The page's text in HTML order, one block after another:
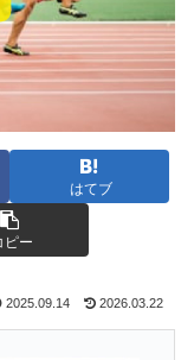
はてブ
ピー
2025.09.14 2026.03.22